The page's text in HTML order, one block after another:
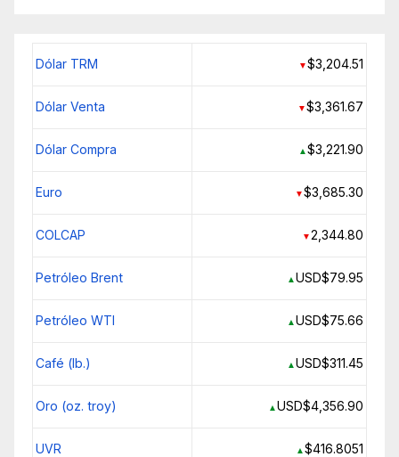
Dólar TRM ▼$3,204.51
Dólar Venta ▼$3,361.67
Dólar Compra ▲$3,221.90
Euro ▼$3,685.30
COLCAP ▼2,344.80
Petróleo Brent ▲USD$79.95
Petróleo WTI ▲USD$75.66
Café (lb.) ▲USD$311.45
Oro (oz. troy) ▲USD$4,356.90
UVR ▲$416.8051